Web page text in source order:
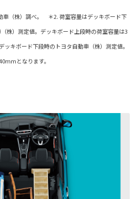
車（株）調べ。 ＊2. 荷室容量はデッキボード下
株）測定値。デッキボード上段時の荷室容量は3
キボード下段時のトヨタ自動車（株）測定値。
となります。